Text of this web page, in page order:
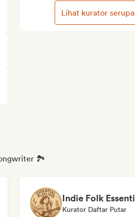
Lihat kurator serupa
🏞️
Kurator Daftar Putar